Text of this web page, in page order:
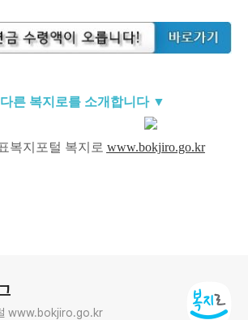
른 복지 로를 소개합니다 ▼
복지포털 복지로 www.bokjiro.go.kr
털 www.bokjiro.go.kr